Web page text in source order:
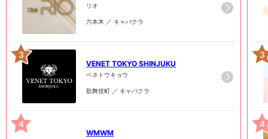
リオ
六本木 ／ キャバクラ
3
VENET TOKYO SHINJUKU
ベネトウキョウ
歌舞伎町 ／ キャバクラ
4
WMWM
3
4